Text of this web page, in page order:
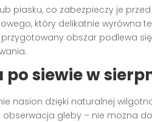
piasku, co zabezpieczy je
który delikatnie wyrówna
obszar podlewa
siewie w
nasion dzięki naturalnej
gleby – nie można